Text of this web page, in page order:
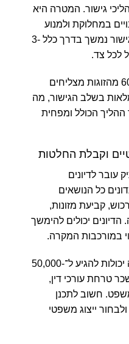
גישור. המטרה היא
במחלוקת ולמנוע
נמשך בדרך כלל 3-
לכל צד.
סטטיסטיקות מראות כי כ־60% מהזוגות מצליחים
בשלב הגישור, מה
הכולל ומפחית
וקבלת החלטות
עובר לדיונים
כל הנושאים
קביעת מזונות,
יכולים להימשך
במורכבות המקרה.
להגיע ל־50,000-
טרחת עורכי דין,
חשוב לתכנן
ייצוג משפטי